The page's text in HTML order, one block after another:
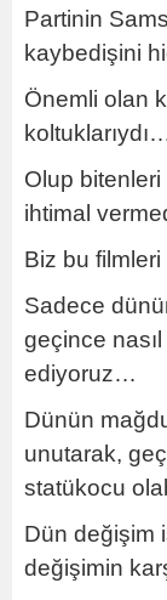
Partinin
kaybedişini
Önemli olan
Olup bitenleri
ihtimal
Biz bu
Sadece
geçince
ediyoruz…
Dünün
unutarak,
statükocu
Dün değişim
değişimin